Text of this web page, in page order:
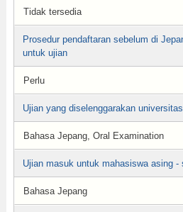
Tidak tersedia
Prosedur pendaftaran sebelum di
untuk ujian
Perlu
Ujian yang diselenggarakan universitas
Bahasa Jepang, Oral Examination
Ujian masuk untuk mahasiswa asing -
Bahasa Jepang